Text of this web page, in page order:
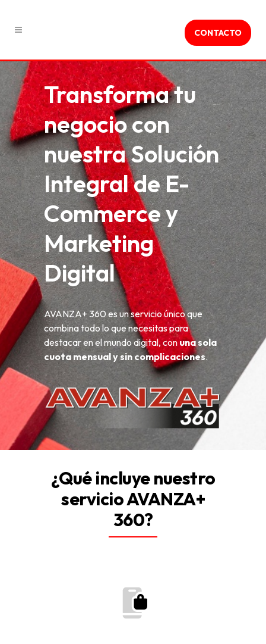
CONTACTO
Transforma tu
negocio con
nuestra Solución
Integral de E-
Commerce y
Marketing
Digital
AVANZA+ 360 es un servicio único que
combina todo lo que necesitas para
destacar en el mundo digital, conuna sola
cuota mensual y sin complicaciones.
¿Qué incluye nuestro
servicio AVANZA+
360?